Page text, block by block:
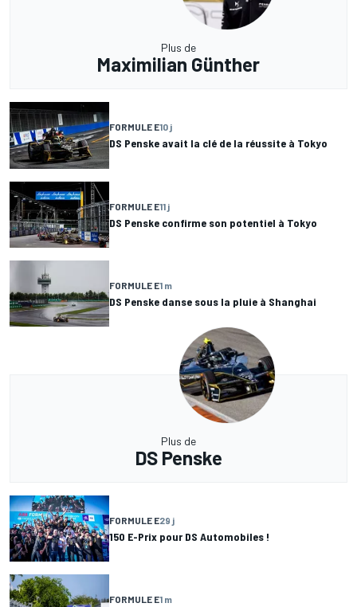
Plus de
Maximilian Günther
FORMULE E10 j
DS Penske avait la clé de la réussite à Tokyo
FORMULE E11 j
DS Penske confirme son potentiel à Tokyo
FORMULE E1 m
DS Penske danse sous la pluie à Shanghai
Plus de
DS Penske
FORMULE E29 j
150 E-Prix pour DS Automobiles !
FORMULE E1 m